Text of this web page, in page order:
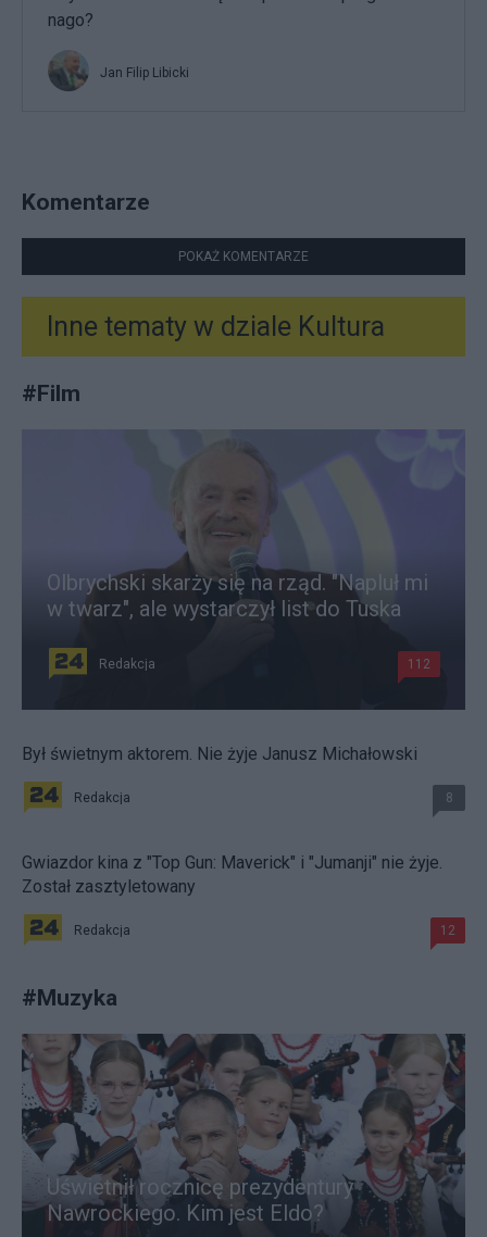
nago?
Jan Filip Libicki
Komentarze
POKAŻ KOMENTARZE
Inne tematy w dziale Kultura
#Film
Olbrychski skarży się na rząd. "Napluł mi
w twarz", ale wystarczył list do Tuska
Redakcja 112
Był świetnym aktorem. Nie żyje Janusz Michałowski
Redakcja 8
Gwiazdor kina z "Top Gun: Maverick" i "Jumanji" nie żyje.
Został zasztyletowany
Redakcja 12
#Muzyka
Uświetnił rocznicę prezydentury
Nawrockiego. Kim jest Eldo?